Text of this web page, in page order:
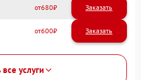
680
600
все услуги